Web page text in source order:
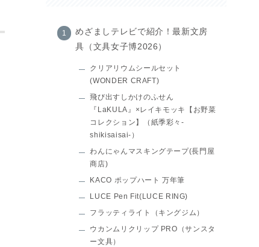
めざましテレビで紹介！最新文房
具（文具女子博2026）
クリアリウムシールセット
(WONDER CRAFT)
飛び出すしかけのふせん
『LaKULA』×レイキモッキ【お野菜
コレクション】（紙季彩々-
shikisaisai-）
わんにゃんマスキングテープ(長門屋
商店)
KACO ポップハート 万年筆
LUCE Pen Fit(LUCE RING)
フラッティライト（キングジム）
ウカンムリクリップ PRO（サンスタ
ー文具）